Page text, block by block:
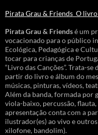
Pirata Grau & Friends_O
Pirata Grau & Friendsé um
vocacionado para o público
Ecológica, Pedagógica e
tocar para crianças de
“Livro das Canções”. Trata-
partir do livro e álbum do
músicas, pinturas, vídeos,
Além da banda, formada por
viola-baixo, percussão,
apresentação conta com a
ilustrador(es) ao vivo e
xilofone, bandolim).